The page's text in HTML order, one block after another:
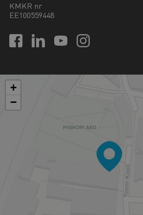
KMKR nr
EE100559448
+
−